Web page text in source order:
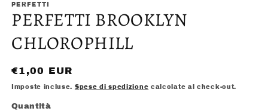
multimediali
1
in
modale
PERFETTI
PERFETTI BROOKLYN
CHLOROPHILL
Prezzo
di
€1,00 EUR
Imposte incluse. Spese di spedizione calcolate al check-out.
Quantità